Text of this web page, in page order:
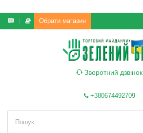
Обрати магазин
Зворотний дзвінок
+380674492709